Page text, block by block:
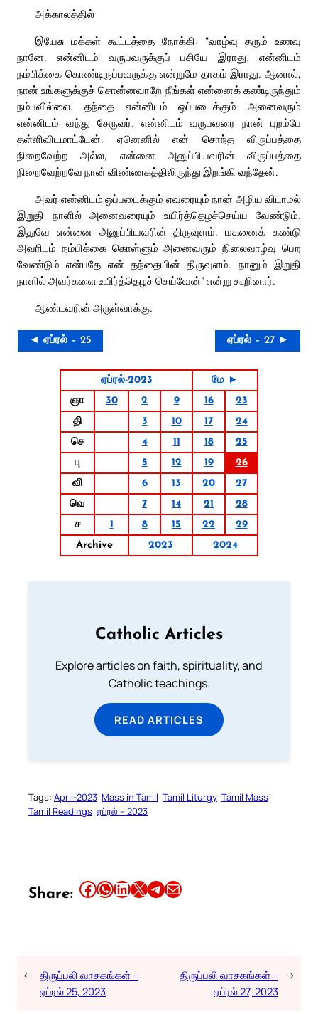
அக்காலத்தில்
இயேசு மக்கள் கூட்டத்தை நோக்கி: “வாழ்வு தரும் உணவு
நானே. என்னிடம் வருபவருக்குப் பசியே இராது; என்னிடம்
நம்பிக்கை கொண்டிருப்பவருக்கு என்றுமே தாகம் இராது. ஆனால்,
நான் உங்களுக்குச் சொன்னவாறே நீங்கள் என்னைக் கண்டிருந்தும்
நம்பவில்லை. தந்தை என்னிடம் ஒப்படைக்கும் அனைவரும்
என்னிடம் வந்து சேருவர். என்னிடம் வருபவரை நான் புறம்பே
தள்ளிவிடமாட்டேன். ஏனெனில் என் சொந்த விருப்பத்தை
நிறைவேற்ற அல்ல, என்னை அனுப்பியவரின் விருப்பத்தை
நிறைவேற்றவே நான் விண்ணகத்திலிருந்து இறங்கி வந்தேன்.
அவர் என்னிடம் ஒப்படைக்கும் எவரையும் நான் அழிய விடாமல்
இறுதி நாளில் அனைவரையும் உயிர்த்தெழச்செய்ய வேண்டும்.
இதுவே என்னை அனுப்பியவரின் திருவுளம். மகனைக் கண்டு
அவரிடம் நம்பிக்கை கொள்ளும் அனைவரும் நிலைவாழ்வு பெற
வேண்டும் என்பதே என் தந்தையின் திருவுளம். நானும் இறுதி
நாளில் அவர்களை உயிர்த்தெழச் செய்வேன்” என்று கூறினார்.
ஆண்டவரின் அருள்வாக்கு.
◄ ஏப்ரல் – 25 ஏப்ரல் – 27 ►
ஏப்ரல்-2023
மே ►
ஞா
30 2 9 16
23
தி
3 10 17
24
செ
4 11 18
25
பு
5 12 19
26
வி
6 13 20
27
வெ
7 14 21
28
ச
1 8 15 22
29
Archive
2023 2024
Catholic Articles
Explore articles on faith, spirituality, and
Catholic teachings.
READ ARTICLES
Tags: April-2023 Mass in Tamil Tamil Liturgy Tamil Mass
Tamil Readings ஏப்ரல் – 2023
Share: Share this article on Facebook Share this article on WhatsApp Share this article on LinkedIn Share this article on X Share this article on TelegramEmail this Article
← திருப்பலி வாசகங்கள் –
ஏப்ரல் 25, 2023
திருப்பலி வாசகங்கள் –
ஏப்ரல் 27, 2023
→